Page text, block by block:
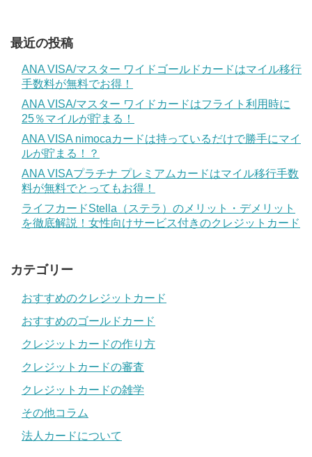
最近の投稿
ANA VISA/マスター ワイドゴールドカードはマイル移行
手数料が無料でお得！
ANA VISA/マスター ワイドカードはフライト利用時に
25％マイルが貯まる！
ANA VISA nimocaカードは持っているだけで勝手にマイ
ルが貯まる！？
ANA VISAプラチナ プレミアムカードはマイル移行手数
料が無料でとってもお得！
ライフカードStella（ステラ）のメリット・デメリット
を徹底解説！女性向けサービス付きのクレジットカード
カテゴリー
おすすめのクレジットカード
おすすめのゴールドカード
クレジットカードの作り方
クレジットカードの審査
クレジットカードの雑学
その他コラム
法人カードについて